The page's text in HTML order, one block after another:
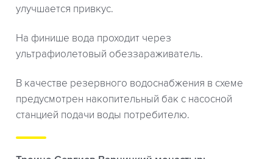
улучшается привкус.
На финише вода проходит через
ультрафиолетовый обеззараживатель.
В качестве резервного водоснабжения в схеме
предусмотрен накопительный бак с насосной
станцией подачи воды потребителю.